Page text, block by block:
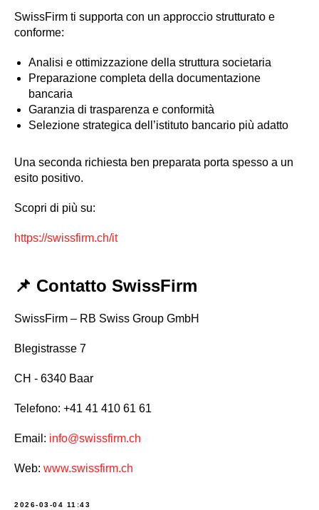
SwissFirm ti supporta con un approccio strutturato e
conforme:
Analisi e ottimizzazione della struttura societaria
Preparazione completa della documentazione
bancaria
Garanzia di trasparenza e conformità
Selezione strategica dell’istituto bancario più adatto
Una seconda richiesta ben preparata porta spesso a un
esito positivo.
Scopri di più su:
https://swissfirm.ch/it
📌 Contatto SwissFirm
SwissFirm – RB Swiss Group GmbH
Blegistrasse 7
CH - 6340 Baar
Telefono: +41 41 410 61 61
Email: info@swissfirm.ch
Web: www.swissfirm.ch
2026-03-04 11:43